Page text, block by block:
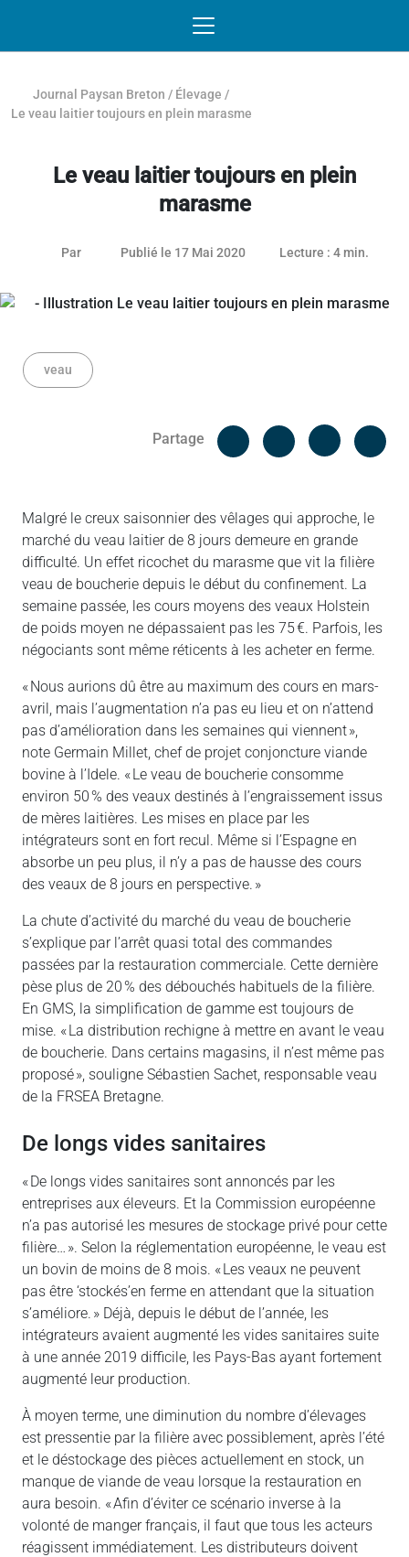
Journal Paysan Breton / Élevage /
Le veau laitier toujours en plein marasme
Le veau laitier toujours en plein
marasme
Par Publié le 17 Mai 202026 janvier 2021
Lecture : 4 min.
veau
Partage
Facebook
Malgré le creux saisonnier des vêlages qui approche, le
marché du veau laitier de 8 jours demeure en grande
difficulté. Un effet ricochet du marasme que vit la filière
veau de boucherie depuis le début du confinement. La
semaine passée, les cours moyens des veaux Holstein
de poids moyen ne dépassaient pas les 75 €. Parfois, les
négociants sont même réticents à les acheter en ferme.
« Nous aurions dû être au maximum des cours en mars-
avril, mais l’augmentation n’a pas eu lieu et on n’attend
pas d’amélioration dans les semaines qui viennent »,
note Germain Millet, chef de projet conjoncture viande
bovine à l’Idele. « Le veau de boucherie consomme
environ 50 % des veaux destinés à l’engraissement issus
de mères laitières. Les mises en place par les
intégrateurs sont en fort recul. Même si l’Espagne en
absorbe un peu plus, il n’y a pas de hausse des cours
des veaux de 8 jours en perspective. »
La chute d’activité du marché du veau de boucherie
s’explique par l’arrêt quasi total des commandes
passées par la restauration commerciale. Cette dernière
pèse plus de 20 % des débouchés habituels de la filière.
En GMS, la simplification de gamme est toujours de
mise. « La distribution rechigne à mettre en avant le veau
de boucherie. Dans certains magasins, il n’est même pas
proposé », souligne Sébastien Sachet, responsable veau
de la FRSEA Bretagne.
De longs vides sanitaires
« De longs vides sanitaires sont annoncés par les
entreprises aux éleveurs. Et la Commission européenne
n’a pas autorisé les mesures de stockage privé pour cette
filière… ». Selon la réglementation européenne, le veau est
un bovin de moins de 8 mois. « Les veaux ne peuvent
pas être ‘stockés’en ferme en attendant que la situation
s’améliore. » Déjà, depuis le début de l’année, les
intégrateurs avaient augmenté les vides sanitaires suite
à une année 2019 difficile, les Pays-Bas ayant fortement
augmenté leur production.
À moyen terme, une diminution du nombre d’élevages
est pressentie par la filière avec possiblement, après l’été
et le déstockage des pièces actuellement en stock, un
manque de viande de veau lorsque la restauration en
aura besoin. « Afin d’éviter ce scénario inverse à la
volonté de manger français, il faut que tous les acteurs
réagissent immédiatement. Les distributeurs doivent